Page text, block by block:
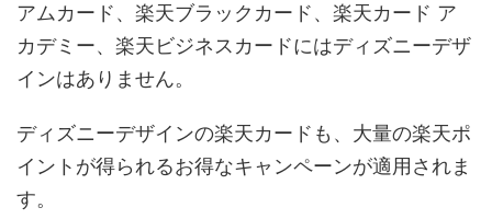
アムカード、楽天ブラックカード、楽天カード ア
カデミー、楽天ビジネスカードにはディズニーデザ
インはありません。
ディズニーデザインの楽天カードも、大量の楽天ポ
イントが得られるお得なキャンペーンが適用されま
す。